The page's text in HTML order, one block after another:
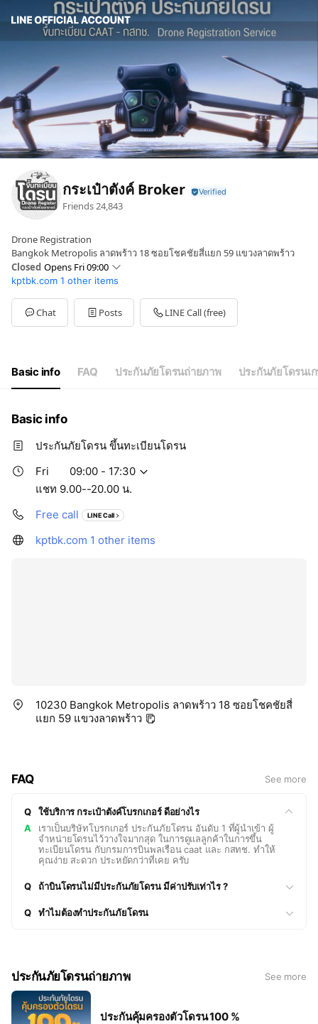
กระเป๋าตังค์ Broker
Friends24,843
Drone Registration
Bangkok Metropolis ลาดพร้าว 18 ซอยโชคชัยสี่แยก 59 แขวงลาดพร้าว
Closed Opens Fri 09:00
SunClosed
Mon09:00 - 17:30
Tue09:00 - 17:30
Wed09:00 - 17:30
09:00 - 17:30
แชท 9.00--20.00 น.
kptbk.com 1 other items
Chat Posts LINE Call (free)
Basic info FAQ ประกันภัยโดรนถ่ายภาพ ประกันภัยโดรนเ
Basic info
ประกันภัยโดรน ขึ้นทะเบียนโดรน
Fri
09:00 - 17:30
แชท 9.00--20.00 น.
Free call
LINE Call
kptbk.com 1 other items
10230 Bangkok Metropolis ลาดพร้าว 18 ซอยโชคชัยสี่
แยก 59 แขวงลาดพร้าว
FAQ See more
Q
ใช้บริการ กระเป๋าตังค์โบรกเกอร์ ดีอย่างไร
A
เราเป็นบริษัทโบรกเกอร์ ประกันภัยโดรน อันดับ 1 ที่ผู้นำเข้า ผู้
จำหน่ายโดรนไว้วางใจมากสุด ในการดูแลลูกค้าในการขึ้น
ทะเบียนโดรน กับกรมการบินพลเรือน caat และ กสทช. ทำให้
คุณง่าย สะดวก ประหยัดกว่าที่เคย ครับ
Q ถ้าบินโดรนไม่มีประกันภัยโดรน มีค่าปรับเท่าไร ?
Q ทำไมต้องทำประกันภัยโดรน
ประกันภัยโดรนถ่ายภาพ See more
ประกันคุ้มครองตัวโดรน 100 %